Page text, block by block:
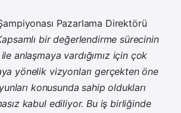
Pazarlama Direktörü
bir değerlendirme sürecinin
anlaşmaya vardığımız için çok
yönelik vizyonları gerçekten öne
konusunda sahip oldukları
kabul ediliyor. Bu iş birliğinde